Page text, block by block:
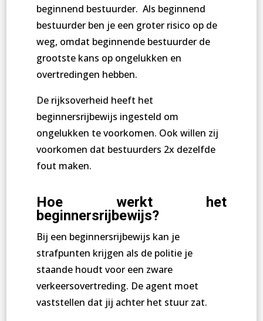
beginnend bestuurder. Als beginnend
bestuurder ben je een groter risico op de
weg, omdat beginnende bestuurder de
grootste kans op ongelukken en
overtredingen hebben.
De rijksoverheid heeft het
beginnersrijbewijs ingesteld om
ongelukken te voorkomen. Ook willen zij
voorkomen dat bestuurders 2x dezelfde
fout maken.
Hoe werkt het
beginnersrijbewijs?
Bij een beginnersrijbewijs kan je
strafpunten krijgen als de politie je
staande houdt voor een zware
verkeersovertreding. De agent moet
vaststellen dat jij achter het stuur zat.